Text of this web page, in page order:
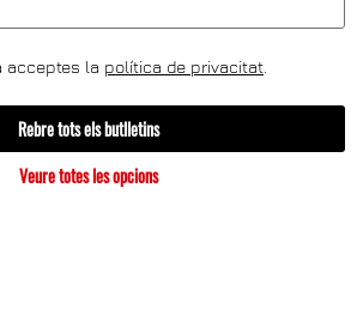
acceptes la política de privacitat
Rebre tots els butlletins
Veure totes les opcions